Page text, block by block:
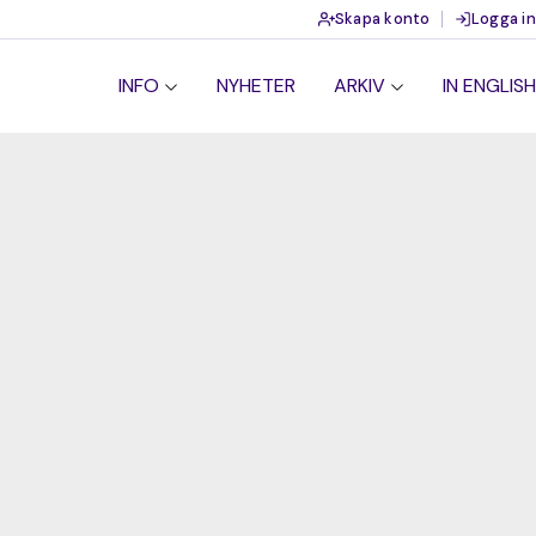
Skapa konto Logga in
INFO NYHETER ARKIV IN ENGLISH